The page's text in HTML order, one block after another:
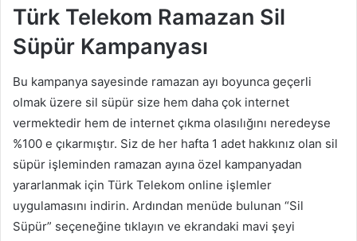
Türk Telekom Ramazan Sil
Süpür Kampanyası
Bu kampanya sayesinde ramazan ayı boyunca geçerli
olmak üzere sil süpür size hem daha çok internet
vermektedir hem de internet çıkma olasılığını neredeyse
%100 e çıkarmıştır. Siz de her hafta 1 adet hakkınız olan sil
süpür işleminden ramazan ayına özel kampanyadan
yararlanmak için Türk Telekom online işlemler
uygulamasını indirin. Ardından menüde bulunan “Sil
Süpür” seçeneğine tıklayın ve ekrandaki mavi şeyi